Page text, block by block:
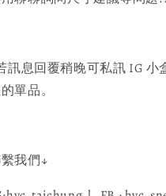
訊息回覆稍晚可私訊 IG 小
單品。
我們↓